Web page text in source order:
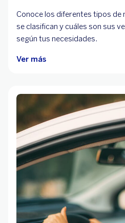
Conoce los diferentes tipos
se clasifican y cuáles son sus
según tus necesidades.
Ver más